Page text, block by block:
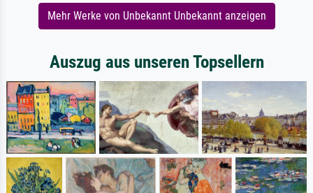
Mehr Werke von Unbekannt Unbekannt anzeigen
Auszug aus unseren Topsellern